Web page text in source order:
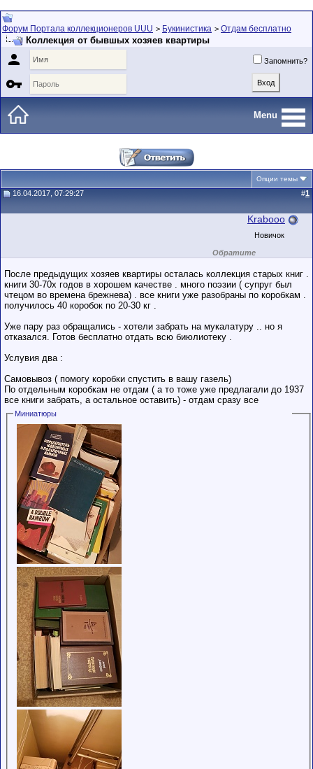
Форум Портала коллекционеров UUU > Букинистика > Отдам бесплатно
Коллекция от бывшых хозяев квартиры
 Запомнить?

Menu
Опции темы
16.04.2017, 07:29:27 #1
Krabooo
Новичок
Обратите
внимание на
пользователя на
этом форуме.
Сделки с
пользователями,
рейтингом и
стажем,
совершайте с
После предыдущих хозяев квартиры осталась коллекция старых книг .
книги 30-70х годов в хорошем качестве . много поэзии ( супруг был
чтецом во времена брежнева) . все книги уже разобраны по коробкам .
получилось 40 коробок по 20-30 кг .
Уже пару раз обращались - хотели забрать на мукалатуру .. но я
отказался. Готов бесплатно отдать всю биюлиотеку .
Услувия два :
Самовывоз ( помогу коробки спустить в вашу газель)
По отдельным коробкам не отдам ( а то тоже уже предлагали до 1937
все книги забрать, а остальное оставить) - отдам сразу все
Миниатюры